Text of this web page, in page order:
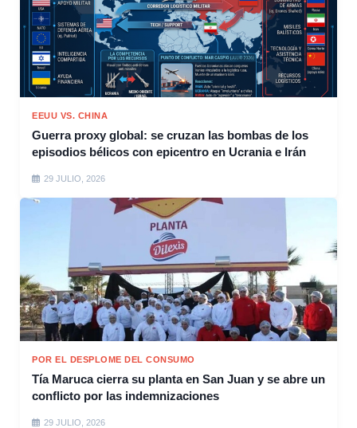
EEUU VS. CHINA
Guerra proxy global: se cruzan las bombas de los
episodios bélicos con epicentro en Ucrania e Irán
29 JULIO, 2026
POR EL DESPLOME DEL CONSUMO
Tía Maruca cierra su planta en San Juan y se abre un
conflicto por las indemnizaciones
29 JULIO, 2026